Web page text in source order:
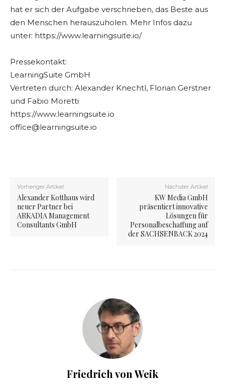
hat er sich der Aufgabe verschrieben, das Beste aus
den Menschen herauszuholen. Mehr Infos dazu
unter: https://www.learningsuite.io/
Pressekontakt:
LearningSuite GmbH
Vertreten durch: Alexander Knechtl, Florian Gerstner
und Fabio Moretti
https://www.learningsuite.io
office@learningsuite.io
Vorheriger Artikel
Alexander Kotthaus wird
neuer Partner bei
ARKADIA Management
Consultants GmbH
Nächster Artikel
KW Media GmbH
präsentiert innovative
Lösungen für
Personalbeschaffung auf
der SACHSENBACK 2024
Friedrich von Weik